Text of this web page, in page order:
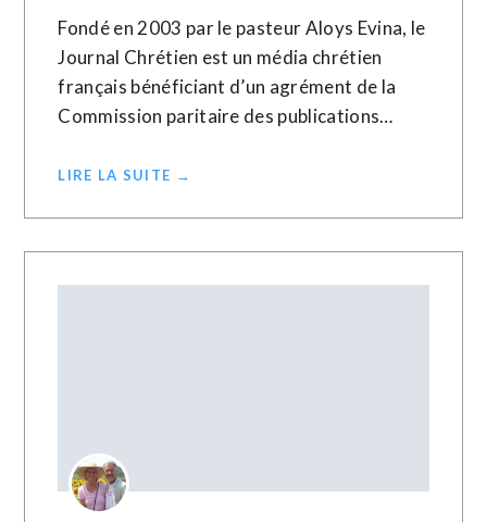
Fondé en 2003 par le pasteur Aloys Evina, le
Journal Chrétien est un média chrétien
français bénéficiant d’un agrément de la
Commission paritaire des publications…
LIRE LA SUITE →